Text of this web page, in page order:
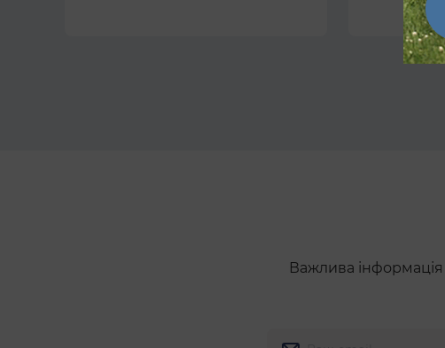
Важлива інформація